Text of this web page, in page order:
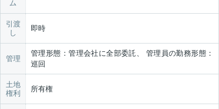
ム
引渡
し
即時
管理
管理形態：管理会社に全部委託、 管理員の勤務形態：
巡回
土地
権利
所有権